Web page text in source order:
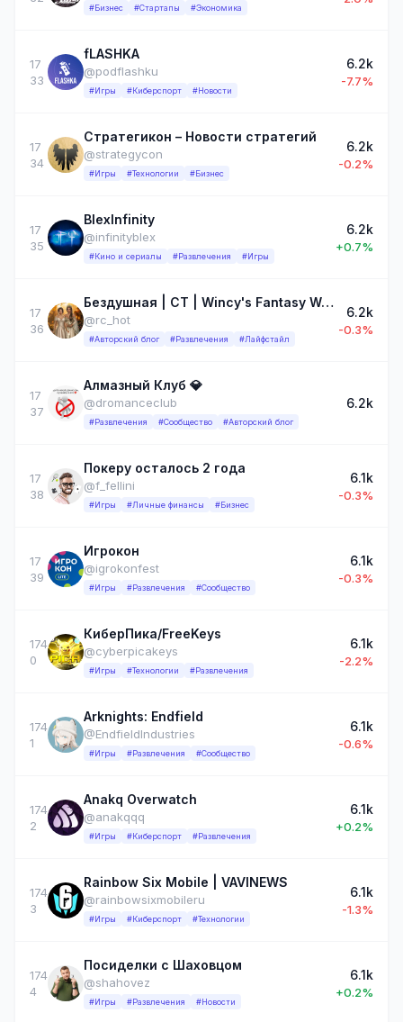
#Бизнес #Стартапы #Экономика
17
33
fLASHKA
@podflashku
#Игры #Киберспорт #Новости
6.2k
-7.7%
17
34
Стратегикон – Новости стратегий
@strategycon
#Игры #Технологии #Бизнес
6.2k
-0.2%
17
35
BlexInfinity
@infinityblex
#Кино и сериалы #Развлечения #Игры
6.2k
+0.7%
17
36
Бездушная | СТ | Wincy's Fantasy World | КР
@rc_hot
#Авторский блог #Развлечения #Лайфстайл
6.2k
-0.3%
17
37
Алмазный Клуб 💎
@dromanceclub
#Развлечения #Сообщество #Авторский блог
6.2k
17
38
Покеру осталось 2 года
@f_fellini
#Игры #Личные финансы #Бизнес
6.1k
-0.3%
17
39
Игрокон
@igrokonfest
#Игры #Развлечения #Сообщество
6.1k
-0.3%
174
0
КиберПика/FreeKeys
@cyberpicakeys
#Игры #Технологии #Развлечения
6.1k
-2.2%
174
1
Arknights: Endfield
@EndfieldIndustries
#Игры #Развлечения #Сообщество
6.1k
-0.6%
174
2
Anakq Overwatch
@anakqqq
#Игры #Киберспорт #Развлечения
6.1k
+0.2%
174
3
Rainbow Six Mobile | VAVINEWS
@rainbowsixmobileru
#Игры #Киберспорт #Технологии
6.1k
-1.3%
174
4
Посиделки с Шаховцом
@shahovez
#Игры #Развлечения #Новости
6.1k
+0.2%